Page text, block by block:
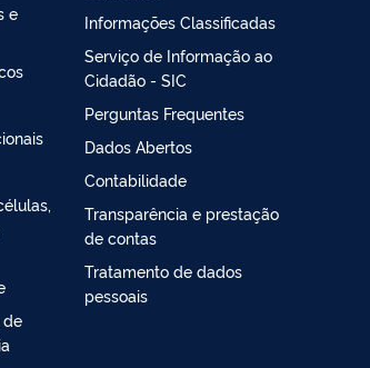
e
de
Informações Classificadas
Serviço de Informação ao
Cidadão - SIC
Perguntas Frequentes
Dados Abertos
Contabilidade
Transparência e prestação
de contas
Tratamento de dados
pessoais